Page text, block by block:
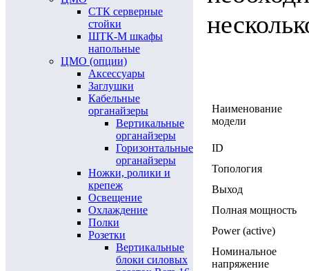
СТК серверные
стойки
ШТК-М шкафы
напольные
ЦМО (опции)
Аксессуары
Заглушки
Кабельные
органайзеры
Вертикальные
органайзеры
Горизонтальные
органайзеры
Ножки, ролики и
крепеж
Освещение
Охлаждение
Полки
Розетки
Вертикальные
блоки силовых
Наименование
модели
ID
Топология
Выход
Полная мощность
Power (active)
Номинальное
напряжение